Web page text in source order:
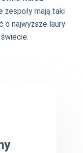
zespoły mają taki
o najwyższe laury